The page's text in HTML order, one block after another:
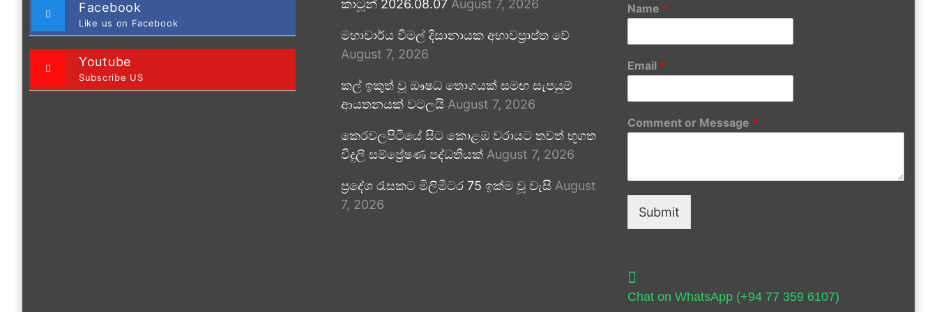
Facebook
Like us on Facebook
Youtube
Subscribe US
කාටූන් 2026.08.07 August 7, 2026
මහාචාර්ය විමල් දිසානායක අභාවප්‍රාප්ත වේ
August 7, 2026
කල් ඉකුත් වූ ඖෂධ තොගයක් සමඟ සැපයුම්
ආයතනයක් වටලයි August 7, 2026
කෙරවලපිටියේ සිට කොළඹ වරායට තවත් භූගත
විදුලි සම්ප්‍රේෂණ පද්ධතියක් August 7, 2026
ප්‍රදේශ රැසකට මිලිමීටර 75 ඉක්ම වූ වැසි August
7, 2026
Name *
Email *
Comment or Message *
Submit
Chat on WhatsApp (+94 77 359 6107)